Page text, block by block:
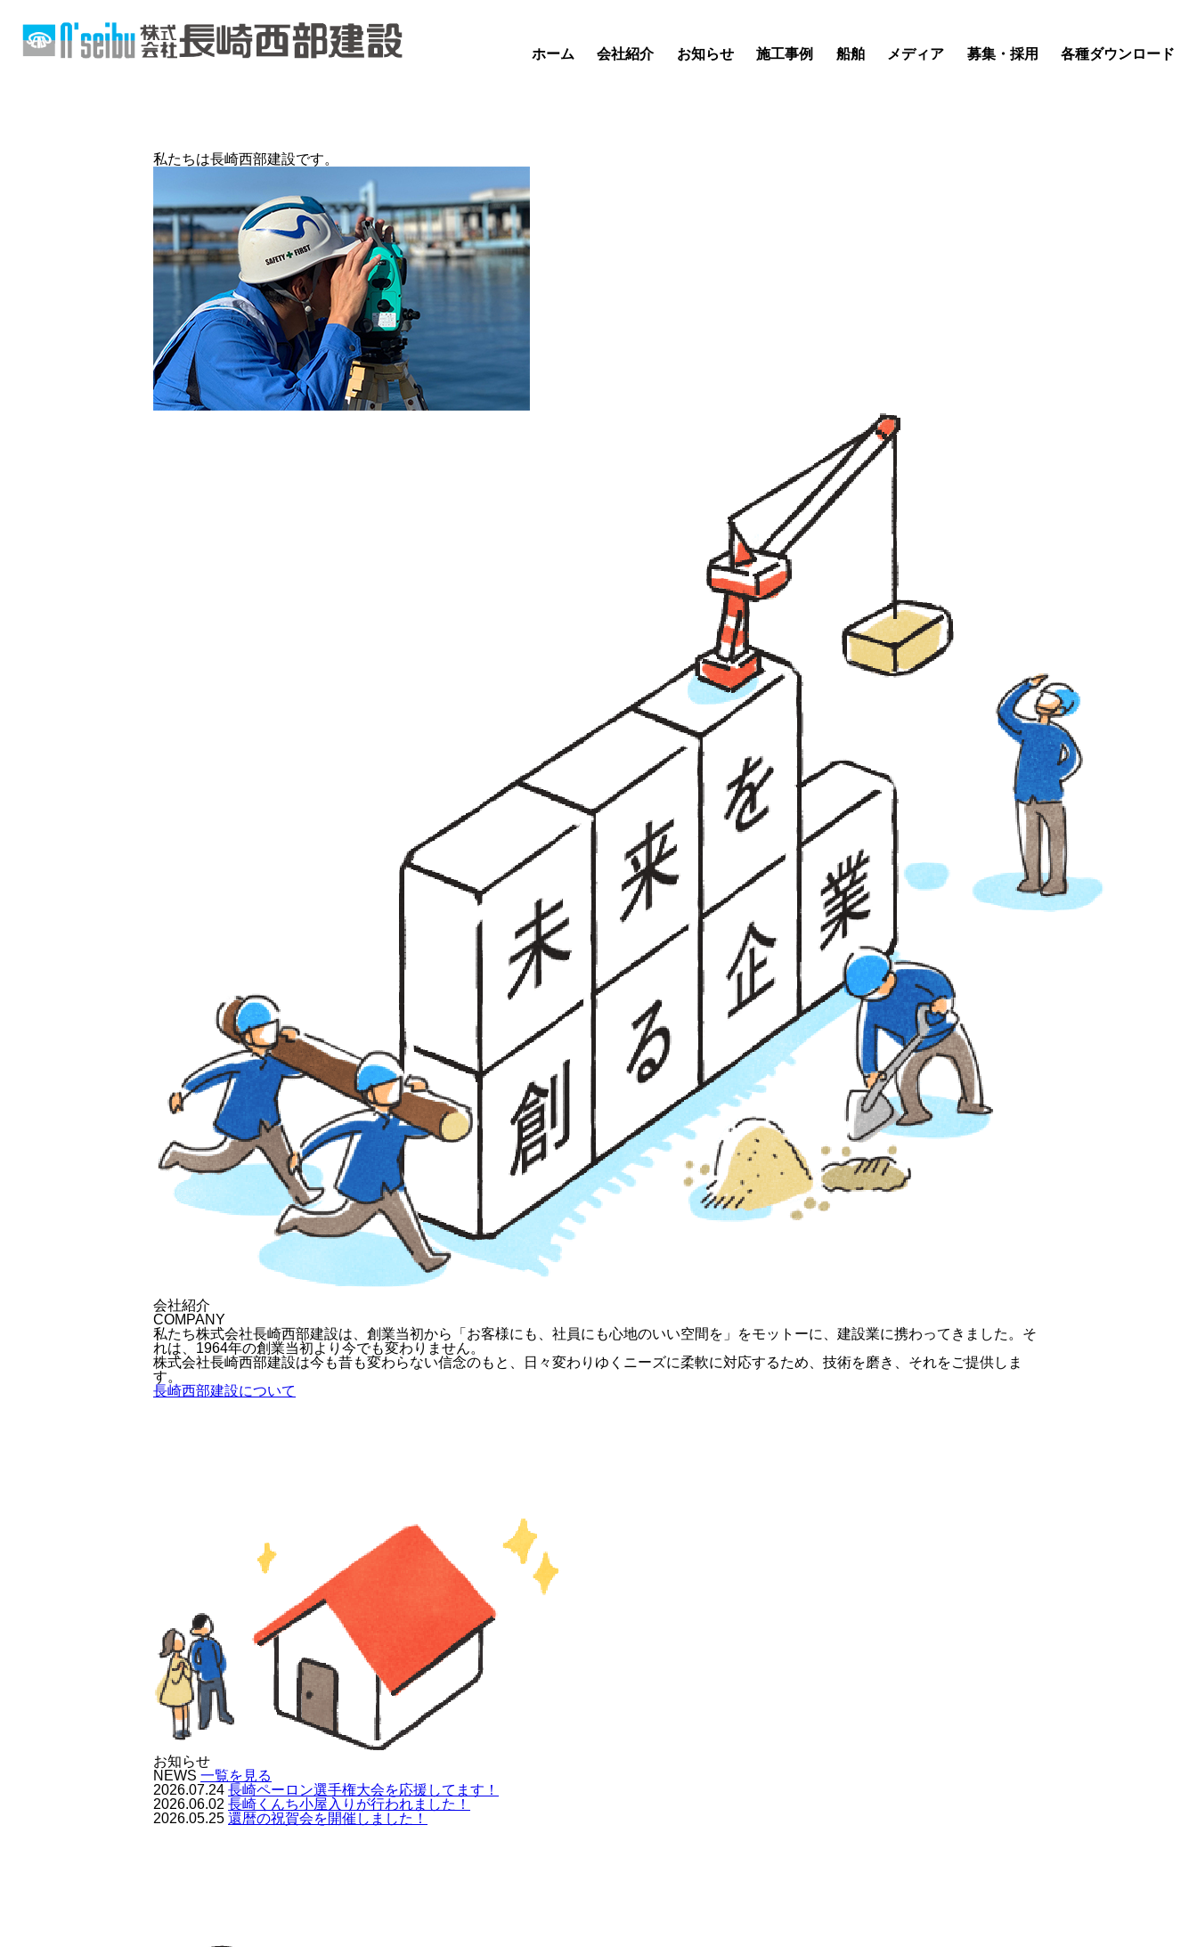
ホーム 会社紹介 お知らせ 施工事例 船舶 メディア 募集・採用 各種ダウンロード
私たちは長崎西部建設です。
会社紹介
COMPANY
私たち株式会社長崎西部建設は、創業当初から「お客様にも、社員にも心地のいい空間を」をモットーに、建設業に携わってきました。そ
れは、1964年の創業当初より今でも変わりません。
株式会社長崎西部建設は今も昔も変わらない信念のもと、日々変わりゆくニーズに柔軟に対応するため、技術を磨き、それをご提供しま
す。
長崎西部建設について
お知らせ
NEWS 一覧を見る
2026.07.24 長崎ペーロン選手権大会を応援してます！
2026.06.02 長崎くんち小屋入りが行われました！
2026.05.25 還暦の祝賀会を開催しました！